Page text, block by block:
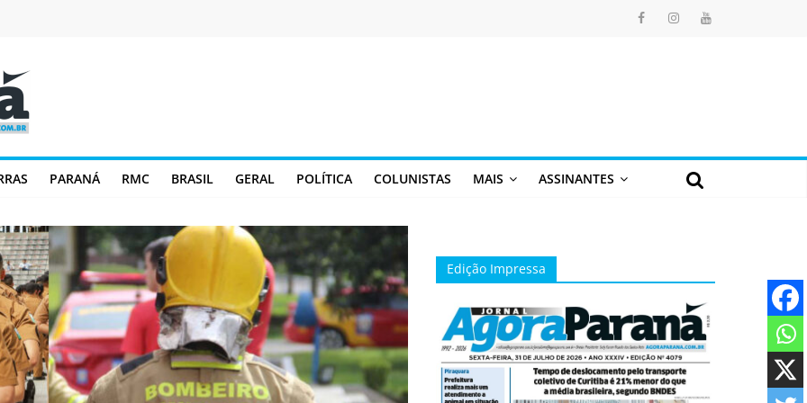
PARANÁ RMC BRASIL GERAL POLÍTICA COLUNISTAS MAIS ASSINANTES
Edição Impressa